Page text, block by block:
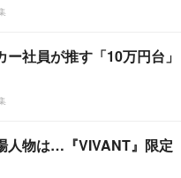
ー社員が推す「10万円台」
人物は…『VIVANT』限定